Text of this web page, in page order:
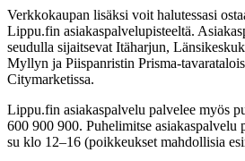
Verkkokaupan lisäksi voit halutessasi
Lippu.fin asiakaspalvelupisteeltä.
seudulla sijaitsevat Itäharjun,
Myllyn ja Piispanristin Prisma-
Citymarketissa.
Lippu.fin asiakaspalvelu palvelee myös
600 900 900. Puhelimitse asiakaspalvelu
su klo 12–16 (poikkeukset mahdollisia